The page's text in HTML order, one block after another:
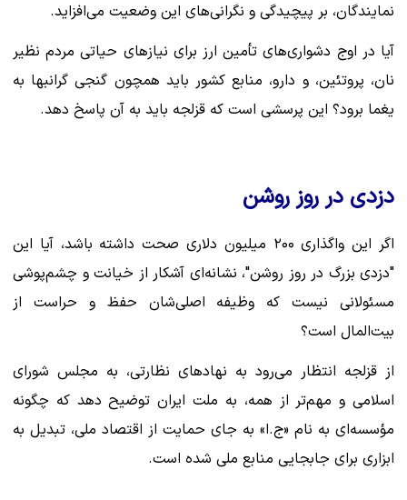
نمایندگان، بر پیچیدگی و نگرانی‌های این وضعیت می‌افزاید.
آیا در اوج دشواری‌های تأمین ارز برای نیازهای حیاتی مردم نظیر
نان، پروتئین، و دارو، منابع کشور باید همچون گنجی گرانبها به
یغما برود؟ این پرسشی است که قزلجه باید به آن پاسخ دهد.
دزدی در روز روشن
اگر این واگذاری ۲۰۰ میلیون دلاری صحت داشته باشد، آیا این
"دزدی بزرگ در روز روشن"، نشانه‌ای آشکار از خیانت و چشم‌پوشی
مسئولانی نیست که وظیفه اصلی‌شان حفظ و حراست از
بیت‌المال است؟
از قزلجه انتظار می‌رود به نهادهای نظارتی، به مجلس شورای
اسلامی و مهم‌تر از همه، به ملت ایران توضیح دهد که چگونه
مؤسسه‌ای به نام «ج.ا» به جای حمایت از اقتصاد ملی، تبدیل به
ابزاری برای جابجایی منابع ملی شده است.